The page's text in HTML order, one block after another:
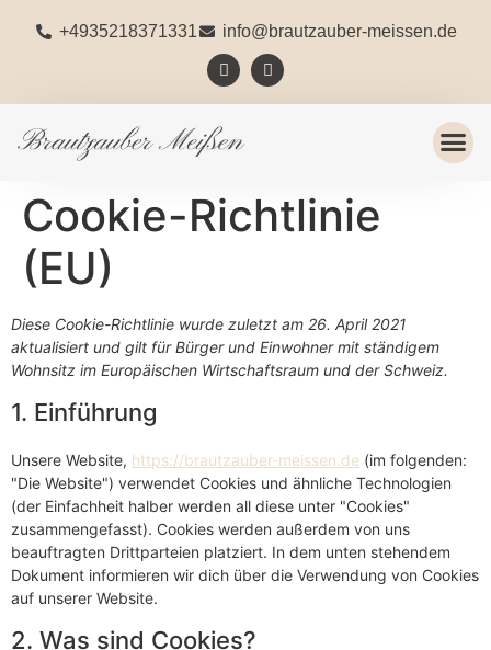
+4935218371331 info@brautzauber-meissen.de
Cookie-Richtlinie
(EU)
Diese Cookie-Richtlinie wurde zuletzt am 26. April 2021
aktualisiert und gilt für Bürger und Einwohner mit ständigem
Wohnsitz im Europäischen Wirtschaftsraum und der Schweiz.
1. Einführung
Unsere Website, https://brautzauber-meissen.de (im folgenden:
"Die Website") verwendet Cookies und ähnliche Technologien
(der Einfachheit halber werden all diese unter "Cookies"
zusammengefasst). Cookies werden außerdem von uns
beauftragten Drittparteien platziert. In dem unten stehendem
Dokument informieren wir dich über die Verwendung von Cookies
auf unserer Website.
2. Was sind Cookies?